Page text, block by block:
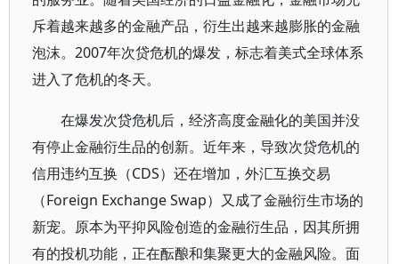
斥着越来越多的金融产品，衍生出越来越膨胀的金融
泡沫。2007年次贷危机的爆发，标志着美式全球体系
进入了危机的冬天。
在爆发次贷危机后，经济高度金融化的美国并没
有停止金融衍生品的创新。近年来，导致次贷危机的
信用违约互换（CDS）还在增加，外汇互换交易
（Foreign Exchange Swap）又成了金融衍生市场的
新宠。原本为平抑风险创造的金融衍生品，因其所拥
有的投机功能，正在酝酿和集聚更大的金融风险。面